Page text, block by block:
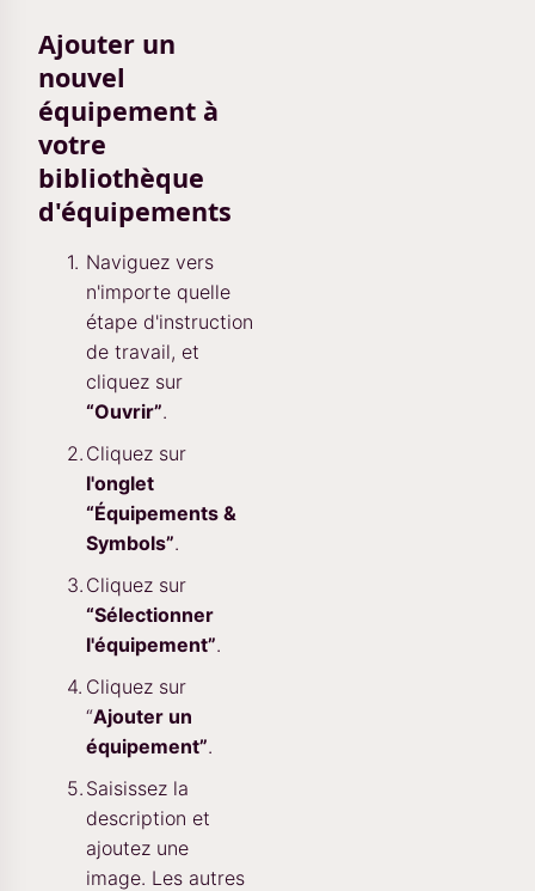
Ajouter un
nouvel
équipement à
votre
bibliothèque
d'équipements
Naviguez vers
n'importe quelle
étape d'instruction
de travail, et
cliquez sur
“Ouvrir”.
Cliquez sur
l'onglet
“Équipements &
Symbols”.
Cliquez sur
“Sélectionner
l'équipement”.
Cliquez sur
“Ajouter un
équipement”.
Saisissez la
description et
ajoutez une
image. Les autres